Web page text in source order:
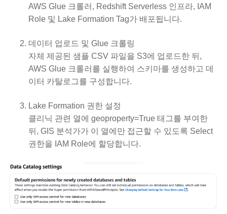
AWS Glue 크롤러, Redshift Serverless 인프라, IAM
Role 및 Lake Formation Tag가 배포됩니다.
데이터 업로드 및 Glue 크롤링
자체 제공된 샘플 CSV 파일을 S3에 업로드한 뒤,
AWS Glue 크롤러를 실행하여 스키마를 생성하고 데
이터 카탈로그를 구성합니다.
Lake Formation 권한 설정
클리닉 관련 열에 geoproperty=True 태그를 부여한
뒤, GIS 분석가가 이 열에만 접근할 수 있도록 Select
권한을 IAM Role에 할당합니다.